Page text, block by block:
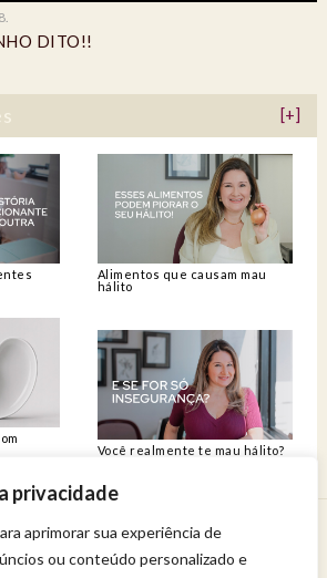
privacidade
aprimorar sua experiência de
ou conteúdo personalizado e
DITO!!
[+]
Alimentos que causam mau
hálito
Você realmente te mau hálito?
uma experiência de bem-estar.
a uma profissional qualificada.